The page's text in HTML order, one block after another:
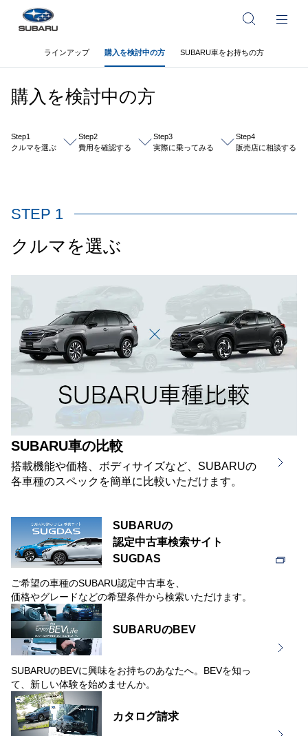
ラインアップ 購入を検討中の方 SUBARU車をお持ちの方
購入を検討中の方
Step1
クルマを選ぶ
Step2
費用を確認する
Step3
実際に乗ってみる
Step4
販売店に相談する
STEP 1
クルマを選ぶ
SUBARU車の比較
搭載機能や価格、ボディサイズなど、SUBARUの
各車種のスペックを簡単に比較いただけます。
SUBARUの
認定中古車検索サイト
SUGDAS
ご希望の車種のSUBARU認定中古車を、
価格やグレードなどの希望条件から検索いただけます。
SUBARUのBEV
SUBARUのBEVに興味をお持ちのあなたへ。BEVを知っ
て、新しい体験を始めませんか。
カタログ請求